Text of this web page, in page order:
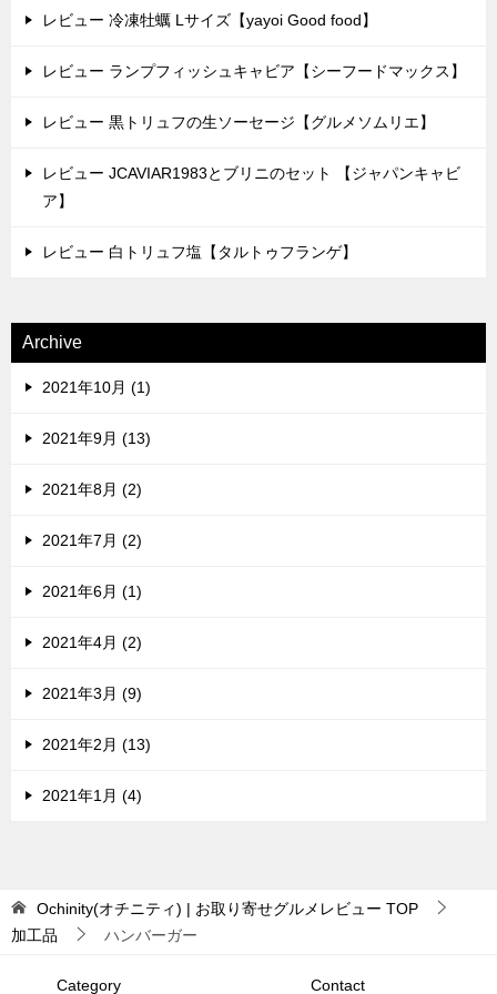
レビュー 冷凍牡蠣 Lサイズ【yayoi Good food】
レビュー ランプフィッシュキャビア【シーフードマックス】
レビュー 黒トリュフの生ソーセージ【グルメソムリエ】
レビュー JCAVIAR1983とブリニのセット 【ジャパンキャビ
ア】
レビュー 白トリュフ塩【タルトゥフランゲ】
Archive
2021年10月 (1)
2021年9月 (13)
2021年8月 (2)
2021年7月 (2)
2021年6月 (1)
2021年4月 (2)
2021年3月 (9)
2021年2月 (13)
2021年1月 (4)
Ochinity(オチニティ) | お取り寄せグルメレビュー TOP
加工品
ハンバーガー
Category Contact